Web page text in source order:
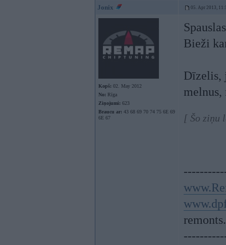
Jonix 05. Apr 2013,
Kopš: 02. May 2012
No: Rīga
Ziņojumi: 623
Braucu ar: 43 68 69 70 74 75 6E 69
6E 67
Bieži
Dīzelis,
melnus,
[ Šo ziņu
remonts.